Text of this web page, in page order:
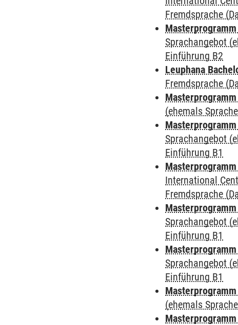
Fremdsprache
Sprachangebot
Einführung B2
Leuphana
Fremdsprache
(ehemals
Sprachangebot
Einführung B1
International
Fremdsprache
Sprachangebot
Einführung B1
Sprachangebot
Einführung B1
(ehemals